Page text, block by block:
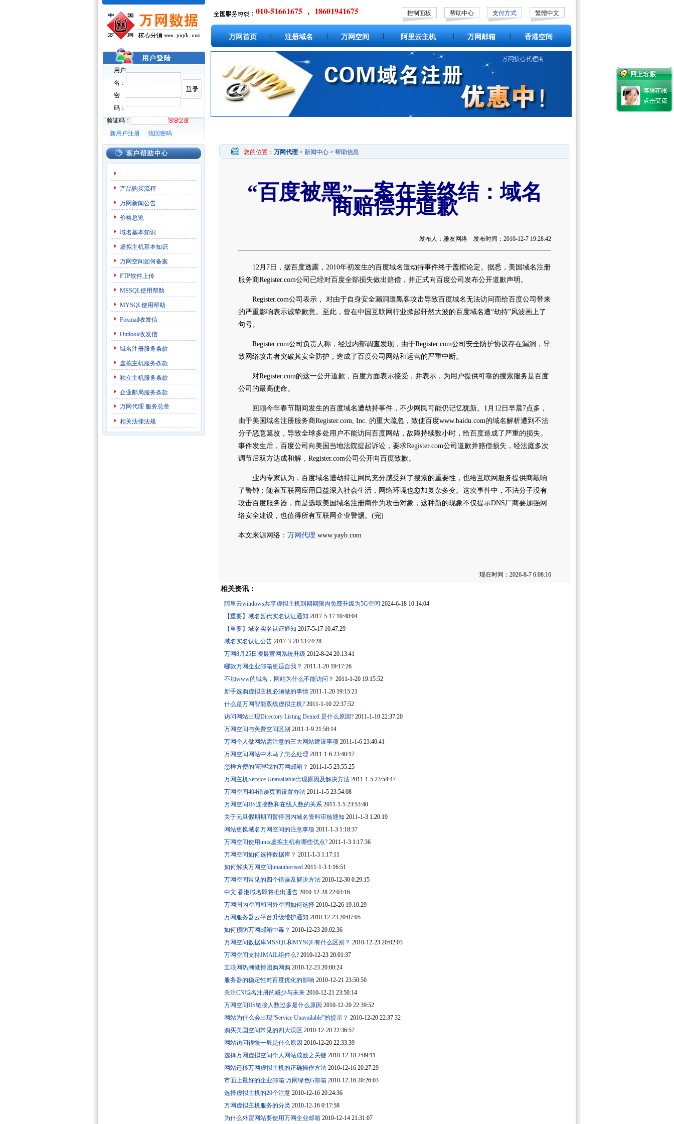
用户
名：
密
码：
验证码：
新用户注册
找回密码
010-51661675 ， 18601941675 控制面板 帮助中心 支付方式 繁體中文
万网首页 注册域名 万网空间 阿里云主机 万网邮箱 香港空间
产品购买流程
万网新闻公告
价格总览
域名基本知识
虚拟主机基本知识
万网空间如何备案
FTP软件上传
MSSQL使用帮助
MYSQL使用帮助
Foxmail收发信
Outlook收发信
域名注册服务条款
虚拟主机服务条款
独立主机服务条款
企业邮局服务条款
万网代理 服务总章
相关法律法规
您的位置： 万网代理 > 新闻中心 > 帮助信息
“百度被黑”一案在美终结：域名
商赔偿并道歉
发布人：雅友网络 发布时间：2010-12-7 19:28:42
12月7日，据百度透露，2010年初发生的百度域名遭劫持事件终于盖棺论定。据悉，美国域名注册
服务商Register.com公司已经对百度全部损失做出赔偿，并正式向百度公司发布公开道歉声明。
Register.com公司表示， 对由于自身安全漏洞遭黑客攻击导致百度域名无法访问而给百度公司带来
的严重影响表示诚挚歉意。至此，曾在中国互联网行业掀起轩然大波的百度域名遭“劫持”风波画上了
句号。
Register.com公司负责人称，经过内部调查发现，由于Register.com公司安全防护协议存在漏洞，导
致网络攻击者突破其安全防护，造成了百度公司网站和运营的严重中断。
对Register.com的这一公开道歉，百度方面表示接受，并表示，为用户提供可靠的搜索服务是百度
公司的最高使命。
回顾今年春节期间发生的百度域名遭劫持事件，不少网民可能仍记忆犹新。1月12日早晨7点多，
由于美国域名注册服务商Register.com, Inc. 的重大疏忽，致使百度www.baidu.com的域名解析遭到不法
分子恶意篡改，导致全球多处用户不能访问百度网站，故障持续数小时，给百度造成了严重的损失。
事件发生后，百度公司向美国当地法院提起诉讼，要求Register.com公司道歉并赔偿损失，经法庭多次
调节后双方达成和解，Register.com公司公开向百度致歉。
业内专家认为，百度域名遭劫持让网民充分感受到了搜索的重要性，也给互联网服务提供商敲响
了警钟：随着互联网应用日益深入社会生活，网络环境也愈加复杂多变。这次事件中，不法分子没有
攻击百度服务器，而是选取美国域名注册商作为攻击对象，这种新的现象不仅提示DNS厂商要加强网
络安全建设，也值得所有互联网企业警惕。(完)
本文来源网络： 万网代理 www.yayb.com
现在时间：2026-8-7 6:08:16
相关资讯：
阿里云windows共享虚拟主机到期期限内免费升级为5G空间 2024-6-18 10:14:04
【重要】域名暂代实名认证通知 2017-5-17 10:48:04
【重要】域名实名认证通知 2017-5-17 10:47:29
域名实名认证公告 2017-3-20 13:24:28
万网8月25日凌晨官网系统升级 2012-8-24 20:13:41
哪款万网企业邮箱更适合我？ 2011-1-20 19:17:26
不加www的域名，网站为什么不能访问？ 2011-1-20 19:15:52
新手选购虚拟主机必须做的事情 2011-1-20 19:15:21
什么是万网智能双线虚拟主机? 2011-1-10 22:37:52
访问网站出现Directory Listing Denied 是什么原因? 2011-1-10 22:37:20
万网空间与免费空间区别 2011-1-9 21:58:14
万网个人做网站需注意的三大网站建设事项 2011-1-6 23:40:41
万网空间网站中木马了怎么处理 2011-1-6 23:40:17
怎样方便的管理我的万网邮箱？ 2011-1-5 23:55:25
万网主机Service Unavailable出现原因及解决方法 2011-1-5 23:54:47
万网空间404错误页面设置办法 2011-1-5 23:54:08
万网空间IIS连接数和在线人数的关系 2011-1-5 23:53:40
关于元旦假期期间暂停国内域名资料审核通知 2011-1-3 1:20:19
网站更换域名万网空间的注意事项 2011-1-3 1:18:37
万网空间使用unix虚拟主机有哪些优点? 2011-1-3 1:17:36
万网空间如何选择数据库？ 2011-1-3 1:17:11
如何解决万网空间unauthorised 2011-1-3 1:16:51
万网空间常见的四个错误及解决方法 2010-12-30 0:29:15
中文.香港域名即将推出通告 2010-12-28 22:03:16
万网国内空间和国外空间如何选择 2010-12-26 19:10:29
万网服务器云平台升级维护通知 2010-12-23 20:07:05
如何预防万网邮箱中毒？ 2010-12-23 20:02:36
万网空间数据库MSSQL和MYSQL有什么区别？ 2010-12-23 20:02:03
万网空间支持JMAIL组件么? 2010-12-23 20:01:37
互联网热潮微博团购网购 2010-12-23 20:00:24
服务器的稳定性对百度优化的影响 2010-12-21 23:50:50
关注CN域名注册的减少与未来 2010-12-21 23:50:14
万网空间IIS链接人数过多是什么原因 2010-12-20 22:39:52
网站为什么会出现“Service Unavailable”的提示？ 2010-12-20 22:37:32
购买美国空间常见的四大误区 2010-12-20 22:36:57
网站访问很慢一般是什么原因 2010-12-20 22:33:39
选择万网虚拟空间个人网站成败之关键 2010-12-18 2:09:11
网站迁移万网虚拟主机的正确操作方法 2010-12-16 20:27:29
市面上最好的企业邮箱:万网绿色G邮箱 2010-12-16 20:26:03
选择虚拟主机的20个注意 2010-12-16 20:24:36
万网虚拟主机服务的分类 2010-12-16 0:17:58
为什么外贸网站要使用万网企业邮箱 2010-12-14 21:31:07